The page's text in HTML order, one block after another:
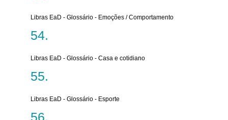
Libras EaD - Glossário - Emoções / Comportamento
Libras EaD - Glossário - Casa e cotidiano
Libras EaD - Glossário - Esporte